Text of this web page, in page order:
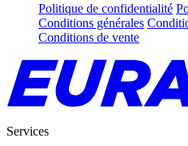
Politique de confidentialité
Conditions générales
Conditions de vente
Services